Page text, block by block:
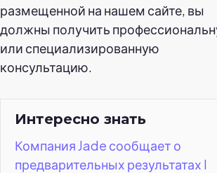
размещенной на нашем сайте, вы
должны получить
или специализированную
консультацию.
Интересно знать
Компания Jade сообщает о
предварительных результатах I